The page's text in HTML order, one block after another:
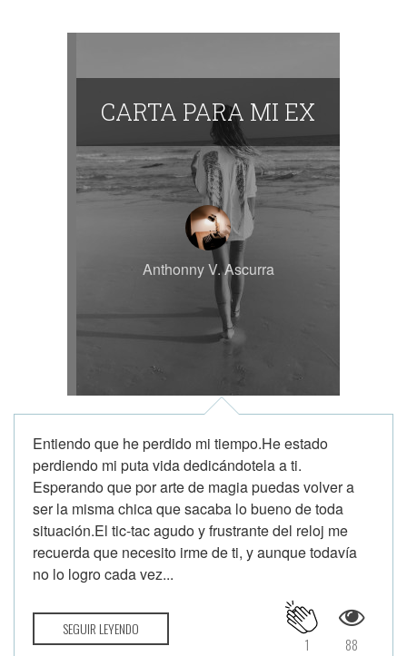
CARTA PARA MI EX
Anthonny V. Ascurra
Entiendo que he perdido mi tiempo.He estado
perdiendo mi puta vida dedicándotela a ti.
Esperando que por arte de magia puedas volver a
ser la misma chica que sacaba lo bueno de toda
situación.El tic-tac agudo y frustrante del reloj me
recuerda que necesito irme de ti, y aunque todavía
no lo logro cada vez...
SEGUIR LEYENDO
88
1